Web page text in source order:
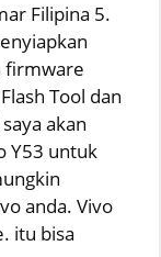
Filipina 5.
firmware
Tool dan
akan
Y53 untuk
anda. Vivo
itu bisa